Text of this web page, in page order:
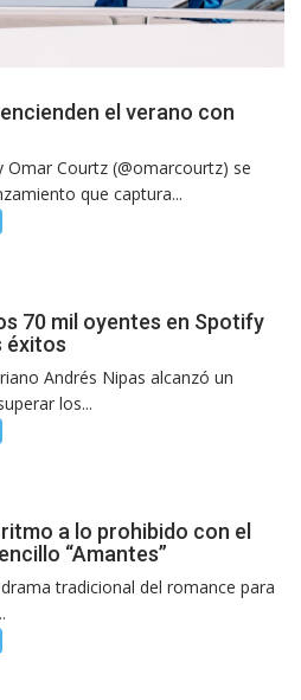
el verano con
Omar Courtz (@omarcourtz) se
que captura...
70 mil oyentes en Spotify
éxitos
Andrés Nipas alcanzó un
los...
a lo prohibido con el
“Amantes”
tradicional del romance para